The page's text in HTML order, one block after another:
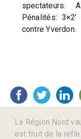
spectateurs.
Pénalités:
contre Yverdon.
La Région Nord
est fruit de la